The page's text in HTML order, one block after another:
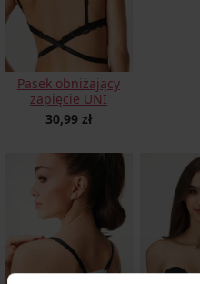
Pasek obniżający
zapięcie UNI
30,99 zł